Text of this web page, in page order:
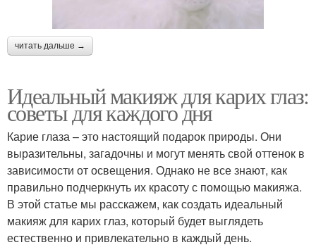
читать дальше →
Идеальный макияж для карих глаз:
советы для каждого дня
Карие глаза – это настоящий подарок природы. Они
выразительны, загадочны и могут менять свой оттенок в
зависимости от освещения. Однако не все знают, как
правильно подчеркнуть их красоту с помощью макияжа.
В этой статье мы расскажем, как создать идеальный
макияж для карих глаз, который будет выглядеть
естественно и привлекательно в каждый день.